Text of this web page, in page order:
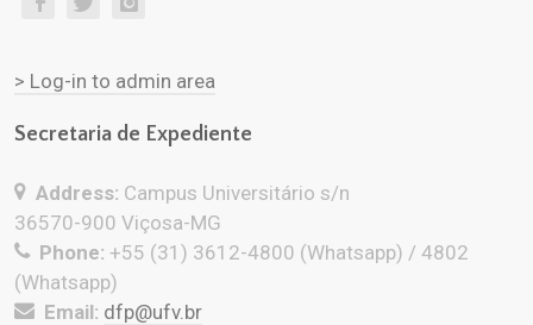
> Log-in to admin area
Secretaria de Expediente
Address: Campus Universitário s/n
36570-900 Viçosa-MG
Phone: +55 (31) 3612-4800 (Whatsapp) / 4802
(Whatsapp)
Email: dfp@ufv.br